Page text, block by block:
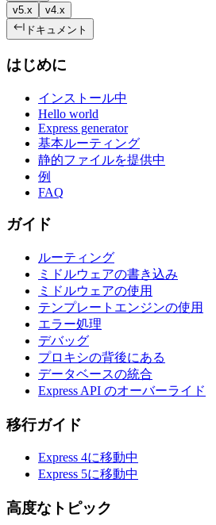
v5.x
v4.x
ドキュメント
はじめに
インストール中
Hello world
Express generator
基本ルーティング
静的ファイルを提供中
例
FAQ
ガイド
ルーティング
ミドルウェアの書き込み
ミドルウェアの使用
テンプレートエンジンの使用
エラー処理
デバッグ
プロキシの背後にある
データベースの統合
Express API のオーバーライド
移行ガイド
Express 4に移動中
Express 5に移動中
高度なトピック